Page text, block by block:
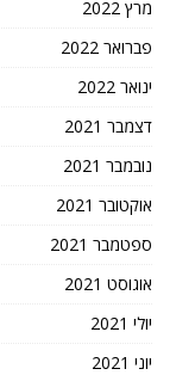
מרץ 2022
פברואר 2022
ינואר 2022
דצמבר 2021
נובמבר 2021
אוקטובר 2021
ספטמבר 2021
אוגוסט 2021
יולי 2021
יוני 2021